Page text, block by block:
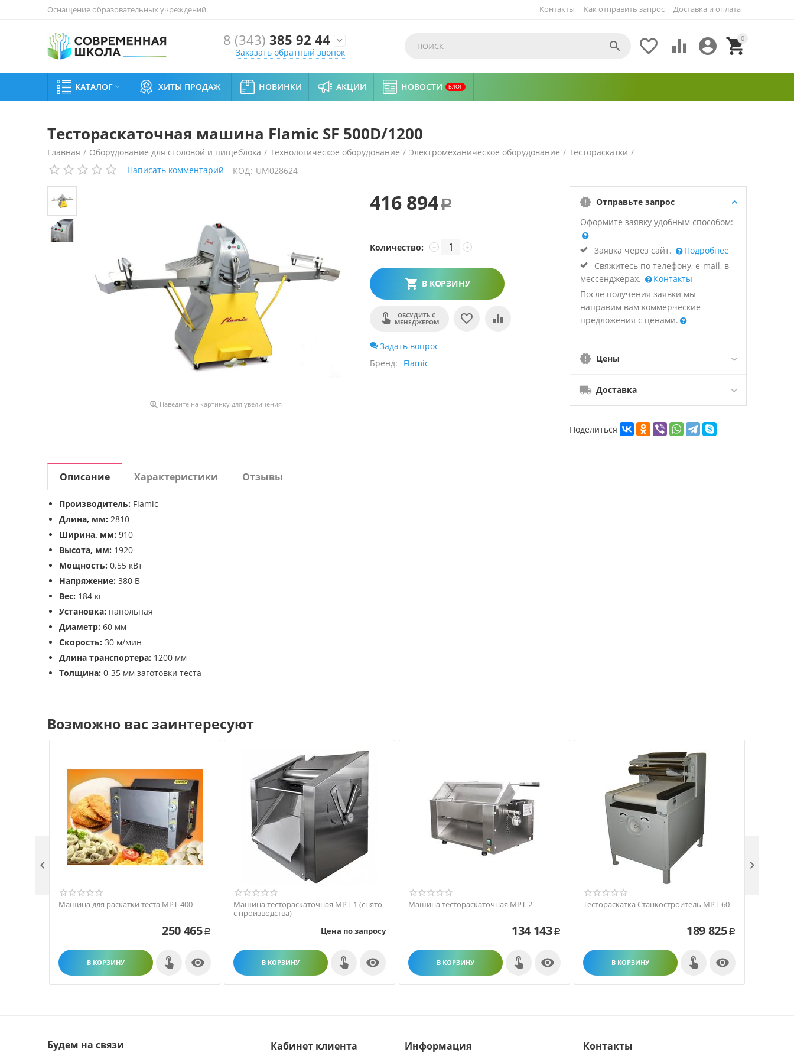
Оснащение образовательных учреждений Как отправить запрос Доставка и оплата
Контакты
8 (343) 385 92 44 
Заказать обратный звонок
0


 

КАТАЛОГ  ХИТЫ ПРОДАЖ НОВИНКИ АКЦИИ НОВОСТИ БЛОГ
Тестораскаточная машина Flamic SF 500D/1200
Главная / Оборудование для столовой и пищеблока / Технологическое оборудование / Электромеханическое оборудование / Тестораскатки /
Тестораскаточная машина Flamic SF 500D/1200
Написать комментарий КОД: UM028624
 Наведите на картинку для увеличения
416 894 Р
Количество: +
−
В КОРЗИНУ
ОБСУДИТЬ С
МЕНЕДЖЕРОМ
Задать вопрос
Бренд
Flamic
Отправьте запрос
Оформите заявку удобным способом:
Заявка через сайт.
Подробнее
Свяжитесь по телефону, e-mail, в
мессенджерах.
Контакты
После получения заявки мы
направим вам коммерческие
предложения с ценами.
Цены
Доставка
Поделиться
Описание Характеристики Отзывы
Производитель: Flamic
Длина, мм: 2810
Ширина, мм: 910
Высота, мм: 1920
Мощность: 0.55 кВт
Напряжение: 380 В
Вес: 184 кг
Установка: напольная
Диаметр: 60 мм
Скорость: 30 м/мин
Длина транспортера: 1200 мм
Толщина: 0-35 мм заготовки теста
Возможно вас заинтересуют
Машина для раскатки теста МРТ-400
250 465 Р
В КОРЗИНУ 
Машина тестораскаточная МРТ-1 (снято
с производства)
Цена по запросу
В КОРЗИНУ 
Машина тестораскаточная МРТ-2
134 143 Р
В КОРЗИНУ 
Тестораскатка Станкостроитель МРТ-60
189 825 Р
В КОРЗИНУ 
 
Будем на связи Кабинет клиента Информация Контакты